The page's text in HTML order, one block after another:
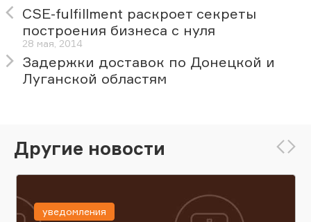
CSE-fulfillment раскроет секреты
построения бизнеса с нуля
28 мая, 2014
Задержки доставок по Донецкой и
Луганской областям
Другие новости
уведомления